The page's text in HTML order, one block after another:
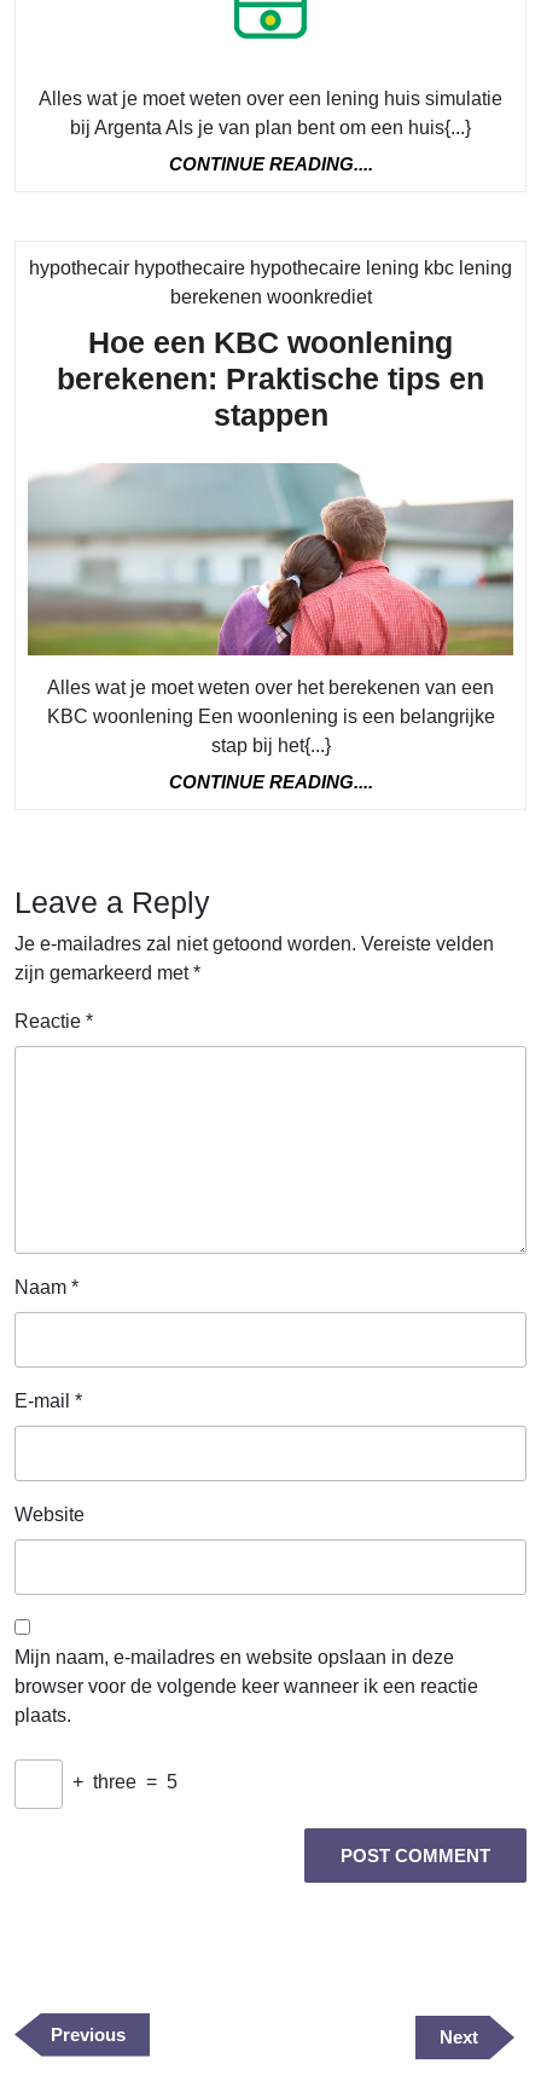
Simulatie
van
Argenta
Alles wat je moet weten over een lening huis simulatie
bij Argenta Als je van plan bent om een huis{...}
CONTINUE READING....
hypothecair hypothecaire hypothecaire lening kbc lening
berekenen woonkredietCategory
Hoe een KBC woonlening
berekenen: Praktische tips en
stappenHoe
KBC
woonlening
berekenen:
Praktische
tips
stappen
Alles wat je moet weten over het berekenen van een
KBC woonlening Een woonlening is een belangrijke
stap bij het{...}
CONTINUE READING....
Leave a Reply
Je e-mailadres zal niet getoond worden. Vereiste velden
zijn gemarkeerd met*
Reactie *
Naam *
E-mail *
Website
Mijn naam, e-mailadres en website opslaan in deze
browser voor de volgende keer wanneer ik een reactie
plaats.
+ three = 5
Previous
Post
Previous
Next
Post
Next